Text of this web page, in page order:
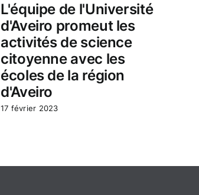
L'équipe de l'Université
d'Aveiro promeut les
activités de science
citoyenne avec les
écoles de la région
d'Aveiro
17 février 2023